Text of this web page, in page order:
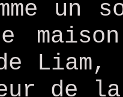
un
Liam,
de